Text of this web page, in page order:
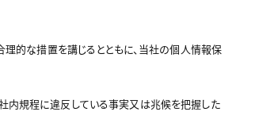
的な措置を講じるとともに、当社の個人情報保
規程に違反している事実又は兆候を把握した